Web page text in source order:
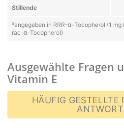
Stillende
aangegeben in RRR-α-Tocopherol (1
rac-α-Tocopherol)
Ausgewählte Fragen
Vitamin E
HÄUFIG GESTELLTE